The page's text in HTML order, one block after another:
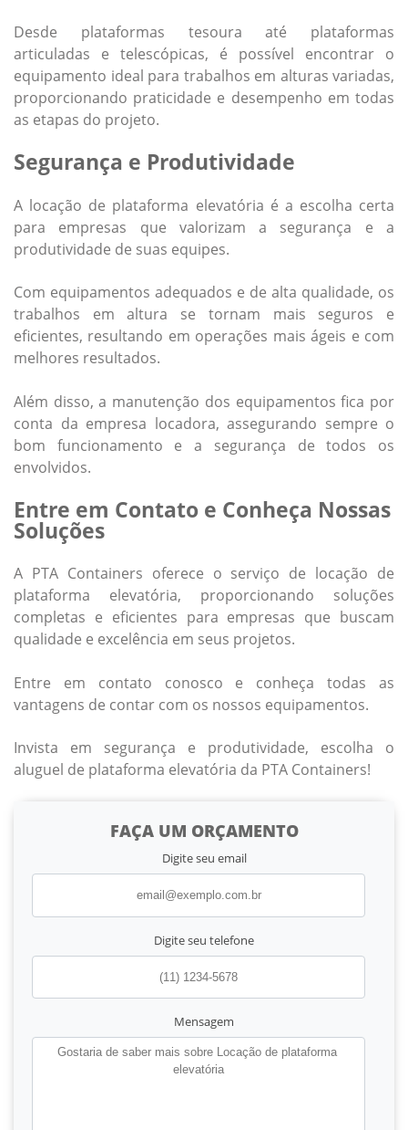
Desde plataformas tesoura até plataformas
articuladas e telescópicas, é possível encontrar o
equipamento ideal para trabalhos em alturas variadas,
proporcionando praticidade e desempenho em todas
as etapas do projeto.
Segurança e Produtividade
A locação de plataforma elevatória é a escolha certa
para empresas que valorizam a segurança e a
produtividade de suas equipes.
Com equipamentos adequados e de alta qualidade, os
trabalhos em altura se tornam mais seguros e
eficientes, resultando em operações mais ágeis e com
melhores resultados.
Além disso, a manutenção dos equipamentos fica por
conta da empresa locadora, assegurando sempre o
bom funcionamento e a segurança de todos os
envolvidos.
Entre em Contato e Conheça Nossas
Soluções
A PTA Containers oferece o serviço de locação de
plataforma elevatória, proporcionando soluções
completas e eficientes para empresas que buscam
qualidade e excelência em seus projetos.
Entre em contato conosco e conheça todas as
vantagens de contar com os nossos equipamentos.
Invista em segurança e produtividade, escolha o
aluguel de plataforma elevatória da PTA Containers!
FAÇA UM ORÇAMENTO
Digite seu email
Digite seu telefone
Mensagem